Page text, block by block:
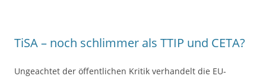
TiSA – noch schlimmer als TTIP und CETA?
Ungeachtet der öffentlichen Kritik verhandelt die EU-